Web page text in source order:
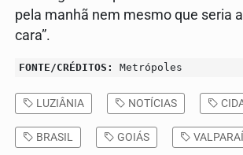
pela manhã nem mesmo que seria
cara”.
FONTE/CRÉDITOS: Metrópoles
LUZIÂNIA NOTÍCIAS
BRASIL GOIÁS